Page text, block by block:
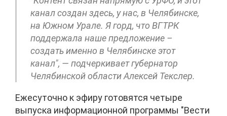
канал создан здесь, у нас, в Челябинске,
на Южном Урале. Я горд, что ВГТРК
поддержала наше предложение –
создать именно в Челябинске этот
канал", — подчеркивает губернатор
Челябинской области Алексей Текслер.
Ежесуточно к эфиру готовятся четыре
выпуска информационной программы "Вести